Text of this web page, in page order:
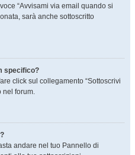
“Avvisami via email quando si
sarà anche sottoscritto
specifico?
click sul collegamento “Sottoscrivi
nel forum.
andare nel tuo Pannello di